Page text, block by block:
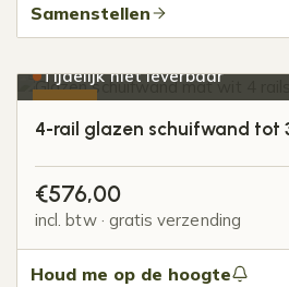
Samenstellen
Tijdelijk niet leverbaar
4-rail glazen schuifwand tot
€576,00
incl. btw · gratis verzending
Houd me op de hoogte